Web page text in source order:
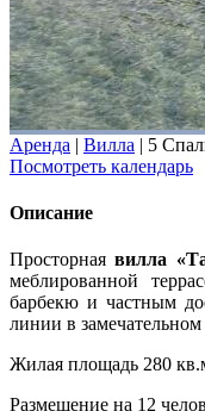
Аренда | Вилла | 5
Посмотреть календарь
Описание
Просторнаявилла
меблированной
барбекю и частным
линии в
Жилая площадь 280
Размещение на 12